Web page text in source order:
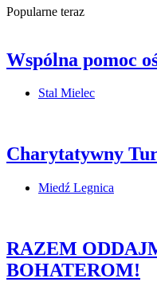
Popularne teraz
Wspólna pomoc
Stal Mielec
Charytatywny
Miedź Legnica
RAZEM
BOHATEROM!